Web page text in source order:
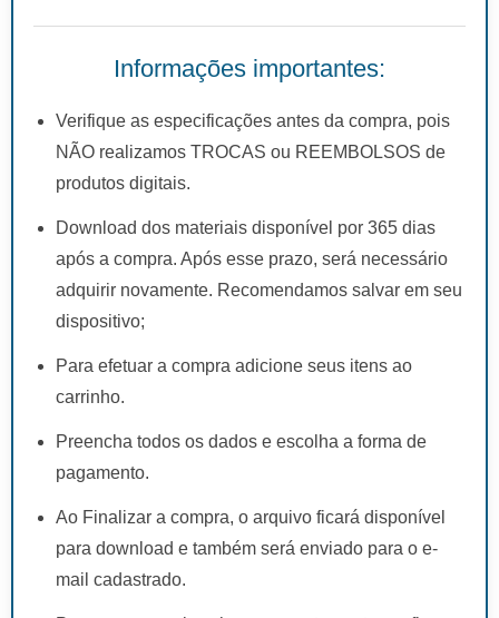
Informações importantes:
Verifique as especificações antes da compra, pois
NÃO realizamos TROCAS ou REEMBOLSOS de
produtos digitais.
Download dos materiais disponível por 365 dias
após a compra. Após esse prazo, será necessário
adquirir novamente. Recomendamos salvar em seu
dispositivo;
Para efetuar a compra adicione seus itens ao
carrinho.
Preencha todos os dados e escolha a forma de
pagamento.
Ao Finalizar a compra, o arquivo ficará disponível
para download e também será enviado para o e-
mail cadastrado.